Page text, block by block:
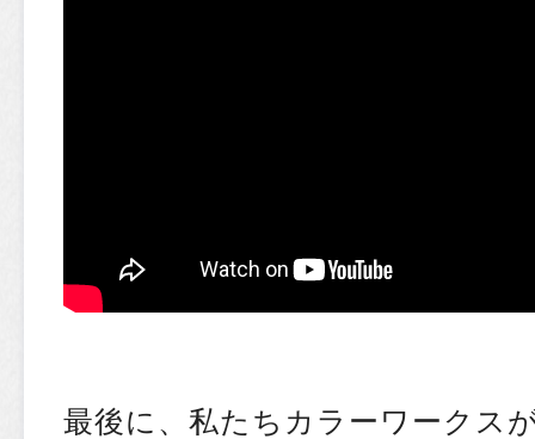
最後に、私たちカラーワークス